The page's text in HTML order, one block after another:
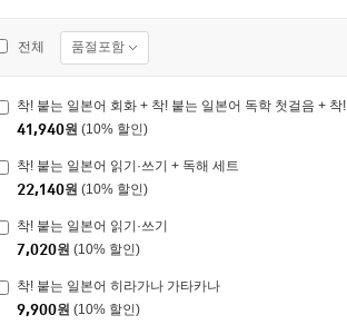
전체 품절포함
41,940원 (10% 할인)
착! 붙는 일본어 읽기·쓰기 + 독해 세트
22,140원 (10% 할인)
착! 붙는 일본어 읽기·쓰기
7,020원 (10% 할인)
착! 붙는 일본어 히라가나 가타카나
9,900원 (10% 할인)